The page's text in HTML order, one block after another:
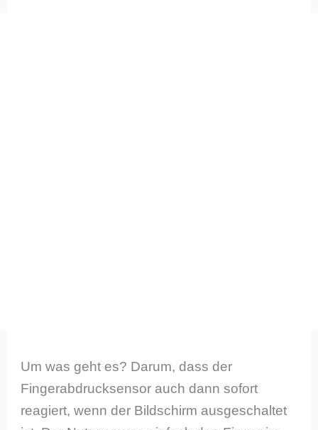
Um was geht es? Darum, dass der
Fingerabdrucksensor auch dann sofort
reagiert, wenn der Bildschirm ausgeschaltet